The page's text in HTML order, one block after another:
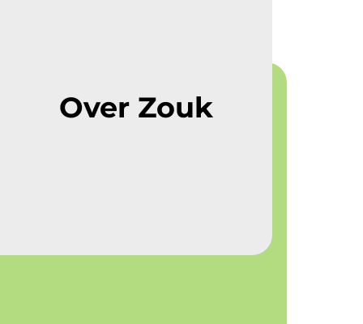
Over Zouk